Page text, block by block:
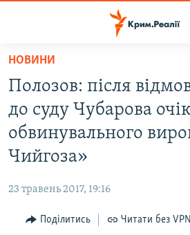
Перейти
основного
матеріалу
Перейти
до
основної
Перейти
пошуку
ВІДЕО ТА ФОТО
ПОЛІТИКА
ПОГЛЯД
ІНТЕРВ'Ю
НОВИНИ
Полозов: після
до суду Чубарова
обвинувального
Чийгоза»
23 травень 2017, 19:16
Поділитись Читати без VPN